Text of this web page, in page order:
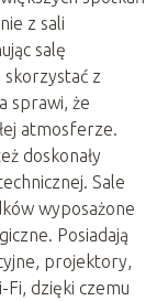
z sali
salę
z
sprawi, że
atmosferze.
doskonały
Sale
wyposażone
Posiadają
projektory,
Fi, dzięki czemu